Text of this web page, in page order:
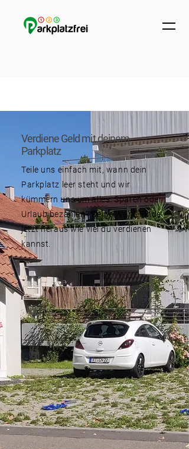
Verdiene Geld mit deinem
Parkplatz
Teile uns einfach mit, wann dein
Parkplatz leer steht und wir
kümmern uns um alles. Sparen oder
Urlaub bezahlen? Deine Wahl. Finde
jetzt heraus wie viel du verdienen
kannst.